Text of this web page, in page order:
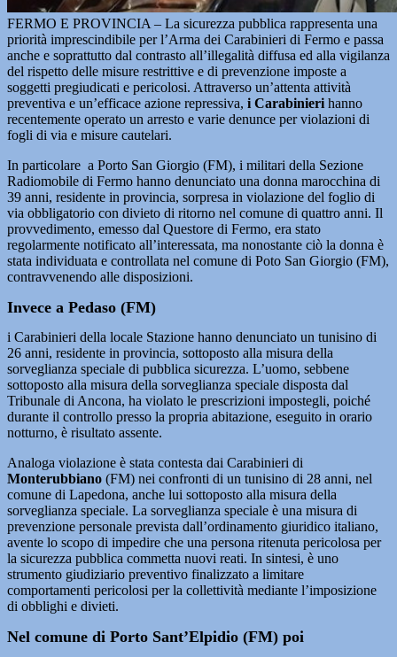
FERMO E PROVINCIA – La sicurezza pubblica rappresenta una
priorità imprescindibile per l’Arma dei Carabinieri di Fermo e passa
anche e soprattutto dal contrasto all’illegalità diffusa ed alla vigilanza
del rispetto delle misure restrittive e di prevenzione imposte a
soggetti pregiudicati e pericolosi. Attraverso un’attenta attività
preventiva e un’efficace azione repressiva, i Carabinieri hanno
recentemente operato un arresto e varie denunce per violazioni di
fogli di via e misure cautelari.
In particolare a Porto San Giorgio (FM), i militari della Sezione
Radiomobile di Fermo hanno denunciato una donna marocchina di
39 anni, residente in provincia, sorpresa in violazione del foglio di
via obbligatorio con divieto di ritorno nel comune di quattro anni. Il
provvedimento, emesso dal Questore di Fermo, era stato
regolarmente notificato all’interessata, ma nonostante ciò la donna è
stata individuata e controllata nel comune di Poto San Giorgio (FM),
contravvenendo alle disposizioni.
Invece a Pedaso (FM)
i Carabinieri della locale Stazione hanno denunciato un tunisino di
26 anni, residente in provincia, sottoposto alla misura della
sorveglianza speciale di pubblica sicurezza. L’uomo, sebbene
sottoposto alla misura della sorveglianza speciale disposta dal
Tribunale di Ancona, ha violato le prescrizioni impostegli, poiché
durante il controllo presso la propria abitazione, eseguito in orario
notturno, è risultato assente.
Analoga violazione è stata contesta dai Carabinieri di
Monterubbiano (FM) nei confronti di un tunisino di 28 anni, nel
comune di Lapedona, anche lui sottoposto alla misura della
sorveglianza speciale. La sorveglianza speciale è una misura di
prevenzione personale prevista dall’ordinamento giuridico italiano,
avente lo scopo di impedire che una persona ritenuta pericolosa per
la sicurezza pubblica commetta nuovi reati. In sintesi, è uno
strumento giudiziario preventivo finalizzato a limitare
comportamenti pericolosi per la collettività mediante l’imposizione
di obblighi e divieti.
Nel comune di Porto Sant’Elpidio (FM) poi